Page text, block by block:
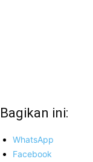
Bagikan ini:
WhatsApp
Facebook